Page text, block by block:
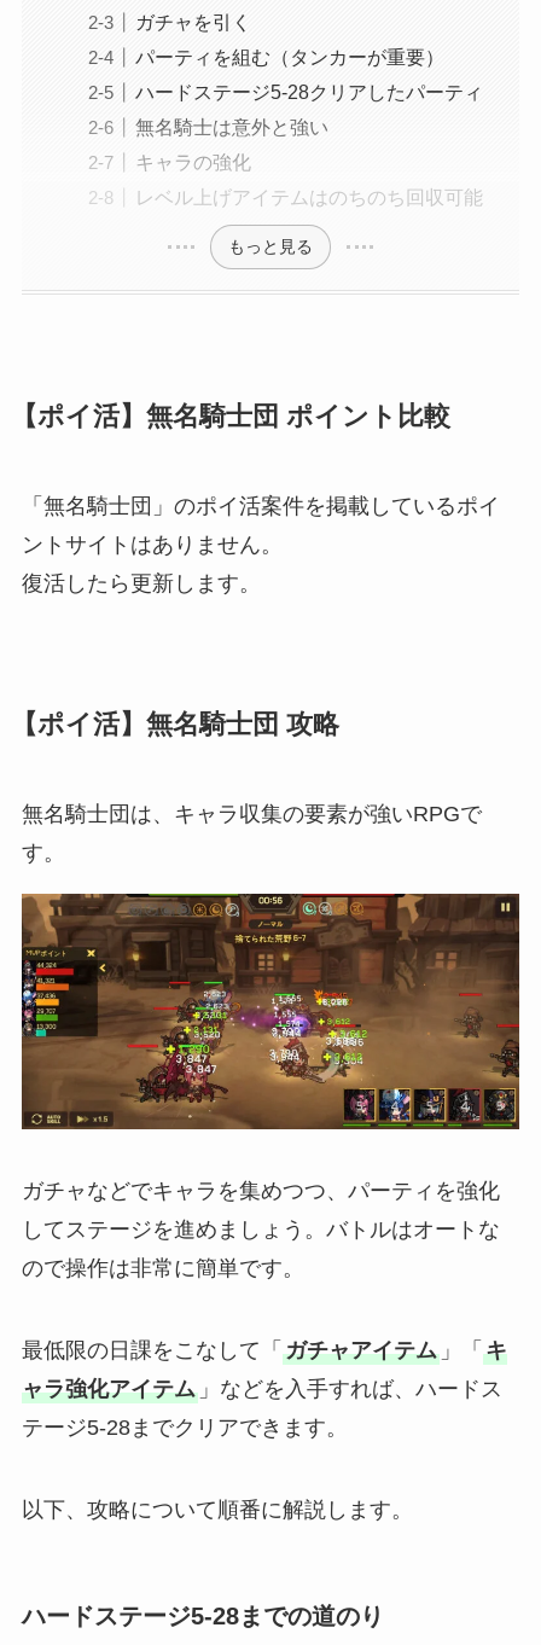
ガチャを引く
パーティを組む（タンカーが重要）
ハードステージ5-28クリアしたパーティ
無名騎士は意外と強い
キャラの強化
レベル上げアイテムはのちのち回収可能
もっと見る
【ポイ活】無名騎士団 ポイント比較
「無名騎士団」のポイ活案件を掲載しているポイ
ントサイトはありません。
復活したら更新します。
【ポイ活】無名騎士団 攻略
無名騎士団は、キャラ収集の要素が強いRPGで
す。
ガチャなどでキャラを集めつつ、パーティを強化
してステージを進めましょう。バトルはオートな
ので操作は非常に簡単です。
最低限の日課をこなして「 ガチャアイテム」「 キ
ャラ強化アイテム」などを入手すれば、ハードス
テージ5-28までクリアできます。
以下、攻略について順番に解説します。
ハードステージ5-28までの道のり